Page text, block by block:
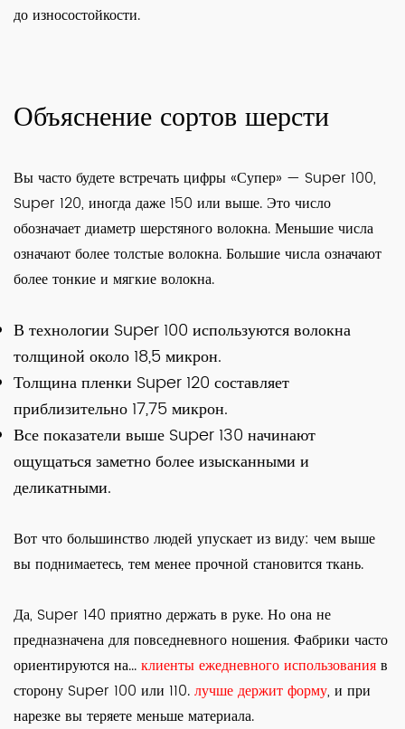
до износостойкости.
Объяснение сортов шерсти
Вы часто будете встречать цифры «Супер» — Super 100,
Super 120, иногда даже 150 или выше. Это число
обозначает диаметр шерстяного волокна. Меньшие числа
означают более толстые волокна. Большие числа означают
более тонкие и мягкие волокна.
В технологии Super 100 используются волокна
толщиной около 18,5 микрон.
Толщина пленки Super 120 составляет
приблизительно 17,75 микрон.
Все показатели выше Super 130 начинают
ощущаться заметно более изысканными и
деликатными.
Вот что большинство людей упускает из виду: чем выше
вы поднимаетесь, тем менее прочной становится ткань.
Да, Super 140 приятно держать в руке. Но она не
предназначена для повседневного ношения. Фабрики часто
ориентируются на...клиенты ежедневного использованияв
сторону Super 100 или 110.лучше держит форму, и при
нарезке вы теряете меньше материала.